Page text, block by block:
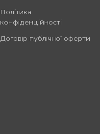
Політика
конфіденційності
Договір публічної оферти